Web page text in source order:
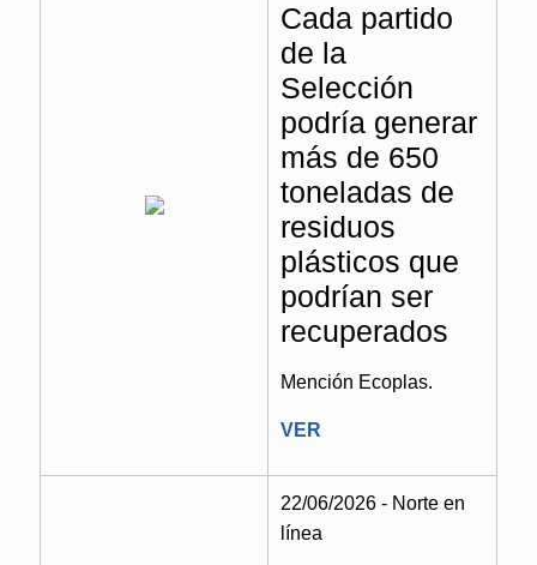
Cada partido
de la
Selección
podría generar
más de 650
toneladas de
residuos
plásticos que
podrían ser
recuperados
Mención Ecoplas.
VER
22/06/2026 - Norte en
línea